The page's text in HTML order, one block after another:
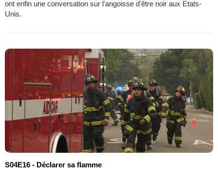
ont enfin une conversation sur l'angoisse d'être noir aux Etats-
Unis.
S04E16 - Déclarer sa flamme